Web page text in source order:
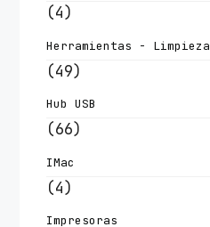
(4)
Herramientas - Limpieza
(49)
Hub USB
(66)
IMac
(4)
Impresoras